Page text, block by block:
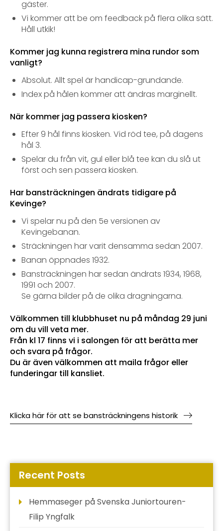
gäster.
Vi kommer att be om feedback på flera olika sätt.
Håll utkik!
Kommer jag kunna registrera mina rundor som
vanligt?
Absolut. Allt spel är handicap-grundande.
Index på hålen kommer att ändras marginellt.
När kommer jag passera kiosken?
Efter 9 hål finns kiosken. Vid röd tee, på dagens
hål 3.
Spelar du från vit, gul eller blå tee kan du slå ut
först och sen passera kiosken.
Har bansträckningen ändrats tidigare på
Kevinge?
Vi spelar nu på den 5e versionen av
Kevingebanan.
Sträckningen har varit densamma sedan 2007.
Banan öppnades 1932.
Bansträckningen har sedan ändrats 1934, 1968,
1991 och 2007.
Se gärna bilder på de olika dragningarna.
Välkommen till klubbhuset nu på måndag 29 juni
om du vill veta mer.
Från kl 17 finns vi i salongen för att berätta mer
och svara på frågor.
Du är även välkommen att maila frågor eller
funderingar till kansliet.
Klicka här för att se bansträckningens historik
Recent Posts
Hemmaseger på Svenska Juniortouren-
Filip Yngfalk